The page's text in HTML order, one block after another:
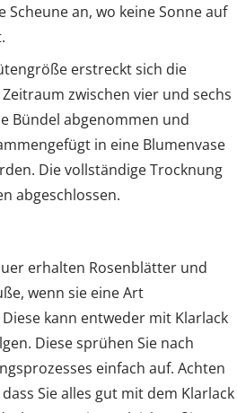
an, wo keine Sonne auf
erstreckt sich die
zwischen vier und sechs
Bündel abgenommen und
in eine Blumenvase
Die vollständige Trocknung
abgeschlossen.
erhalten Rosenblätter und
wenn sie eine Art
kann entweder mit Klarlack
Diese sprühen Sie nach
einfach auf. Achten
Sie alles gut mit dem Klarlack